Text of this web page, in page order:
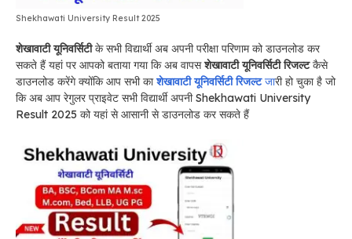
Shekhawati University Result 2025
शेखावाटी यूनिवर्सिटीके सभी विद्यार्थी अब अपनी परीक्षा परिणाम को डाउनलोड कर
सकते हैं यहां पर आपको बताया गया कि अब वापसशेखावाटी यूनिवर्सिटी रिजल्टकैसे
डाउनलोड करेंगे क्योंकि आप सभी काशेखावाटी यूनिवर्सिटी रिजल्टजारी हो चुका है जो
कि अब आप रेगुलर प्राइवेट सभी विद्यार्थी अपनी Shekhawati University
Result 2025 को यहां से आसानी से डाउनलोड कर सकते हैं